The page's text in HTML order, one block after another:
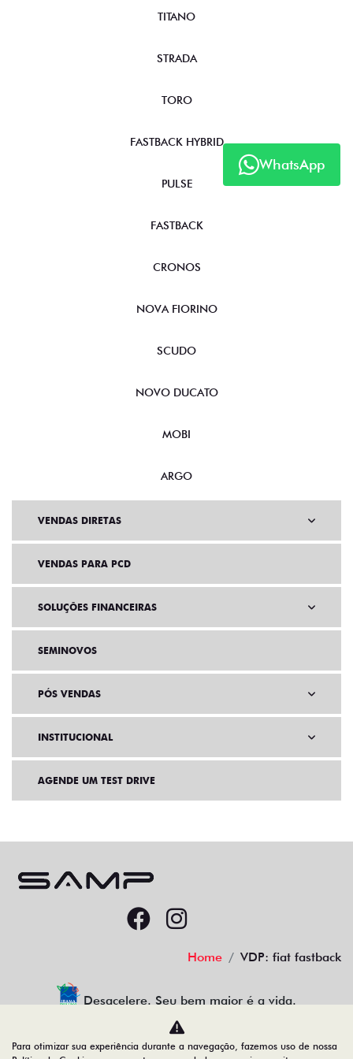
WhatsApp
TITANO
STRADA
TORO
FASTBACK HYBRID
PULSE
FASTBACK
CRONOS
NOVA FIORINO
SCUDO
NOVO DUCATO
MOBI
ARGO
VENDAS DIRETAS
VENDAS PARA PCD
SOLUÇÕES FINANCEIRAS
SEMINOVOS
PÓS VENDAS
INSTITUCIONAL
AGENDE UM TEST DRIVE
Home VDP: fiat fastback
Desacelere. Seu bem maior é a vida.
Para otimizar sua experiência durante a navegação, fazemos uso de nossa